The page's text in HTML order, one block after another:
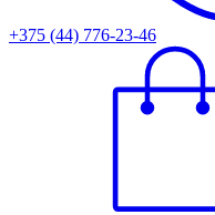
+375 (44) 776-23-46